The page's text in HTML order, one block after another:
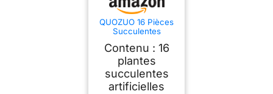
QUOZUO 16 Pièces
Succulentes
Décoratives, Plantes
Succulentes
Artificielles
Décoration De
Bureau à Domicile
Contenu : 16
plantes
succulentes
artificielles